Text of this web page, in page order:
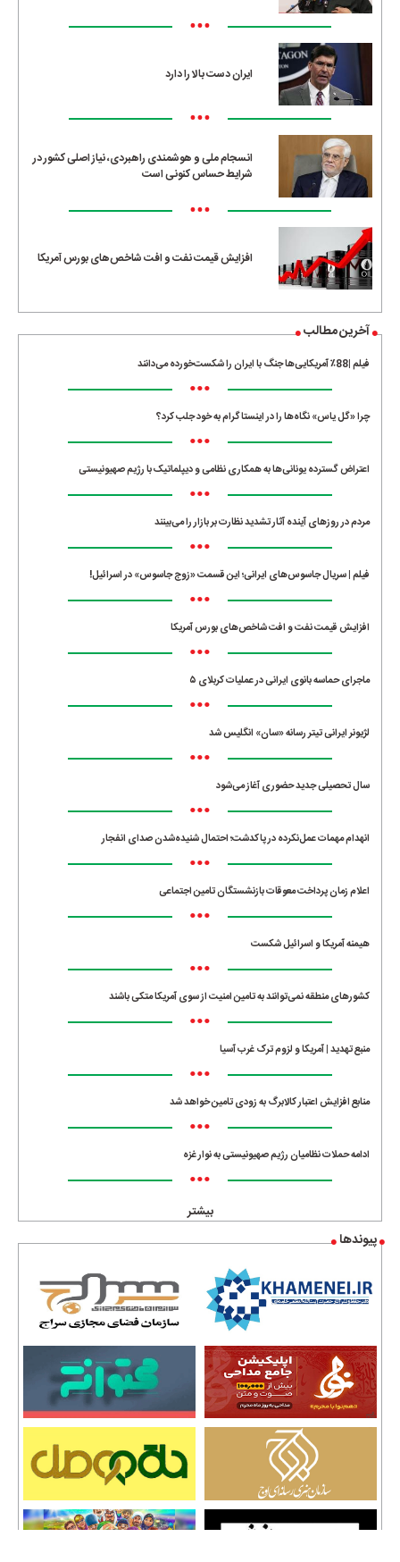
•••
ایران دست بالا را دارد
•••
انسجام ملی و هوشمندی راهبردی، نیاز اصلی کشور در
شرایط حساس کنونی است
•••
افزایش قیمت نفت و افت شاخص‌های بورس آمریکا
آخرین مطالب
فیلم |88٪ آمریکایی‌ها جنگ با ایران را شکست‌خورده می‌دانند
•••
چرا «گل یاس» نگاه‌ها را در اینستاگرام به خود جلب کرد؟
•••
اعتراض گسترده یونانی‌ها به همکاری نظامی و دیپلماتیک با رژیم صهیونیستی
•••
مردم در روزهای آینده آثار تشدید نظارت بر بازار را می‌بینند
•••
فیلم | سریال جاسوس‌های ایرانی؛ این قسمت «زوج جاسوس» در اسرائیل!
•••
افزایش قیمت نفت و افت شاخص‌های بورس آمریکا
•••
ماجرای حماسه‌ بانوی ایرانی در عملیات کربلای ۵
•••
لژیونر ایرانی تیتر رسانه «سان» انگلیس شد
•••
سال تحصیلی جدید حضوری آغاز می‌شود
•••
انهدام مهمات عمل‌نکرده در پاکدشت؛ احتمال شنیده‌شدن صدای انفجار
•••
اعلام زمان پرداخت معوقات بازنشستگان تامین اجتماعی
•••
هیمنه آمریکا و اسرائیل شکست
•••
کشورهای منطقه نمی‌توانند به تامین امنیت از سوی آمریکا متکی باشند
•••
منبع تهدید | آمریکا و لزوم ترک غرب آسیا
•••
منابع افزایش اعتبار کالابرگ به زودی تامین خواهد شد
•••
ادامه حملات نظامیان رژیم صهیونیستی به نوار غزه
•••
بیشتر
پیوندها